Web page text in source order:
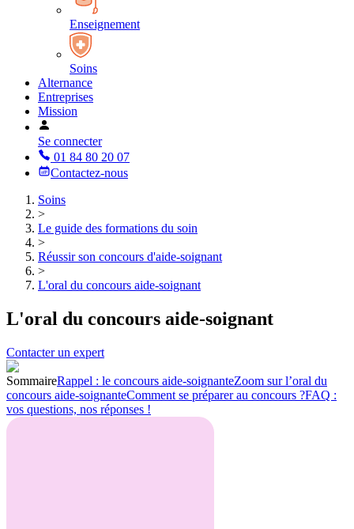
Enseignement
Soins
Alternance
Entreprises
Mission
Se connecter
01 84 80 20 07
Contactez-nous
Soins
>
Le guide des formations du soin
>
Réussir son concours d'aide-soignant
>
L'oral du concours aide-soignant
L'oral du concours aide-soignant
Contacter un expert
SommaireRappel : le concours aide-soignanteZoom sur l’oral du
concours aide-soignanteComment se préparer au concours ?FAQ :
vos questions, nos réponses !